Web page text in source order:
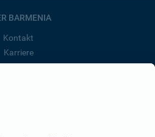
BARMENIA
Kontakt
Karriere
der BarmeniaGothaer